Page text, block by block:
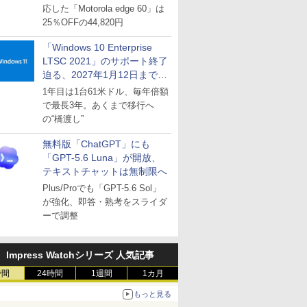
応した「Motorola edge 60」は
25％OFFの44,820円
「Windows 10 Enterprise
LTSC 2021」のサポート終了
迫る、2027年1月12日まで
～ESUは9月1日から販売
1年目は1台61米ドル、毎年倍額
で最長3年。あくまで移行へ
の“橋渡し”
無料版「ChatGPT」にも
「GPT-5.6 Luna」が開放、
テキストチャットは無制限へ
Plus/Proでも「GPT-5.6 Sol」
が強化、即答・熟考をスライダ
ーで調整
Impress Watchシリーズ 人気記事
24時間 1週間 1カ月
もっと見る